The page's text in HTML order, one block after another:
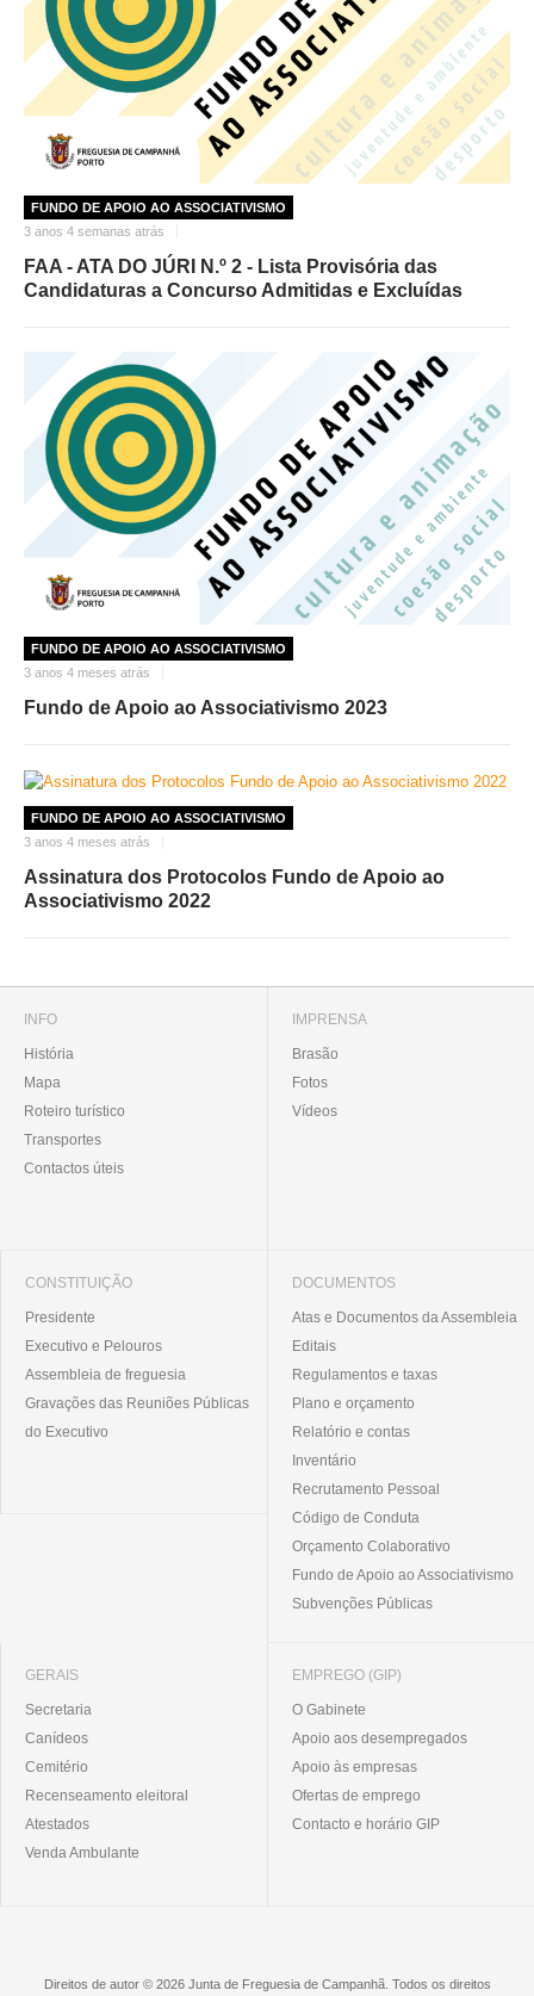
FUNDO DE APOIO AO ASSOCIATIVISMO
3 anos 4 semanas atrás
FAA - ATA DO JÚRI N.º 2 - Lista Provisória das
Candidaturas a Concurso Admitidas e Excluídas
FUNDO DE APOIO AO ASSOCIATIVISMO
3 anos 4 meses atrás
Fundo de Apoio ao Associativismo 2023
FUNDO DE APOIO AO ASSOCIATIVISMO
3 anos 4 meses atrás
Assinatura dos Protocolos Fundo de Apoio ao
Associativismo 2022
INFO
História
Mapa
Roteiro turístico
Transportes
Contactos úteis
IMPRENSA
Brasão
Fotos
Vídeos
CONSTITUIÇÃO
Presidente
Executivo e Pelouros
Assembleia de freguesia
Gravações das Reuniões Públicas
do Executivo
DOCUMENTOS
Atas e Documentos da Assembleia
Editais
Regulamentos e taxas
Plano e orçamento
Relatório e contas
Inventário
Recrutamento Pessoal
Código de Conduta
Orçamento Colaborativo
Fundo de Apoio ao Associativismo
Subvenções Públicas
GERAIS
Secretaria
Canídeos
Cemitério
Recenseamento eleitoral
Atestados
Venda Ambulante
EMPREGO (GIP)
O Gabinete
Apoio aos desempregados
Apoio às empresas
Ofertas de emprego
Contacto e horário GIP
Direitos de autor © 2026 Junta de Freguesia de Campanhã. Todos os direitos